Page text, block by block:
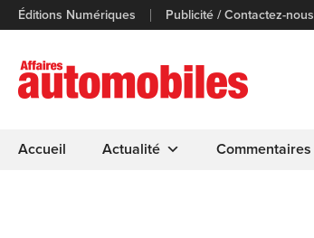
Éditions Numériques Publicité / Contactez-nous
Accueil Actualité Commentaires